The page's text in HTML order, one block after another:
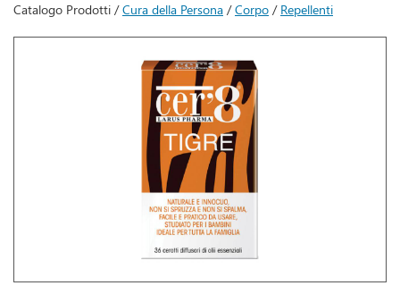
Catalogo Prodotti /Cura della Persona /Corpo / Repellenti